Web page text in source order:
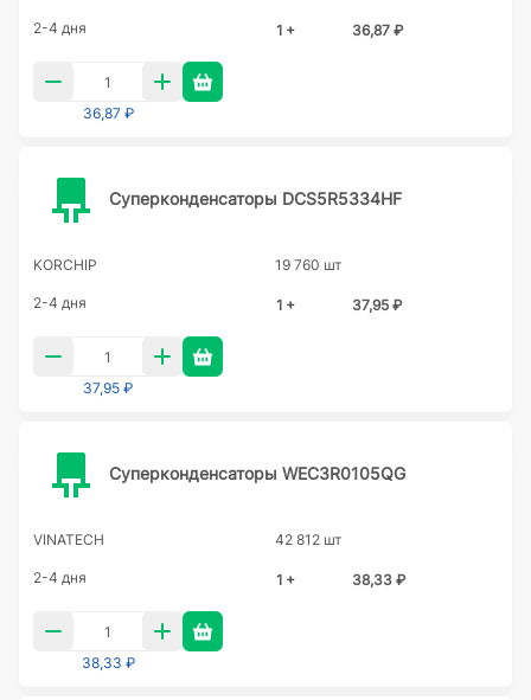
2-4 дня 1 + 36,87 ₽
36,87 ₽
Суперконденсаторы DCS5R5334HF
KORCHIP 19 760 шт
2-4 дня 1 + 37,95 ₽
37,95 ₽
Суперконденсаторы WEC3R0105QG
VINATECH 42 812 шт
2-4 дня 1 + 38,33 ₽
38,33 ₽